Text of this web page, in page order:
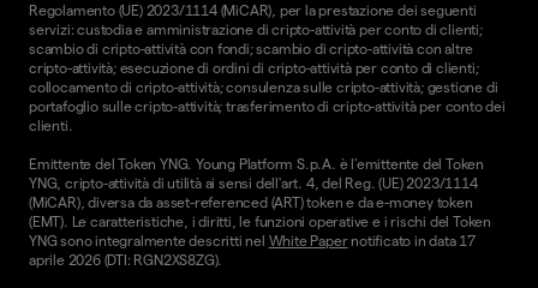
Regolamento (UE) 2023/1114 (MiCAR), per la prestazione dei seguenti
servizi: custodia e amministrazione di cripto-attività per conto di clienti;
scambio di cripto-attività con fondi; scambio di cripto-attività con altre
cripto-attività; esecuzione di ordini di cripto-attività per conto di clienti;
collocamento di cripto-attività; consulenza sulle cripto-attività; gestione di
portafoglio sulle cripto-attività; trasferimento di cripto-attività per conto dei
clienti.
Emittente del Token YNG. Young Platform S.p.A. è l'emittente del Token
YNG, cripto-attività di utilità ai sensi dell'art. 4, del Reg. (UE) 2023/1114
(MiCAR), diversa da asset-referenced (ART) token e da e-money token
(EMT). Le caratteristiche, i diritti, le funzioni operative e i rischi del Token
YNG sono integralmente descritti nel White Papernotificato in data 17
aprile 2026 (DTI: RGN2XS8ZG).